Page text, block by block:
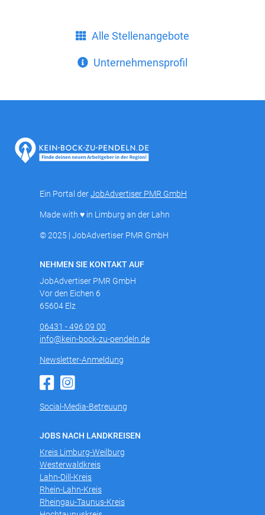
Alle Stellenangebote
Unternehmensprofil
Ein Portal derJobAdvertiser PMR GmbH
Made with ♥ in Limburg an der Lahn
© 2025 | JobAdvertiser PMR GmbH
NEHMEN SIE KONTAKT AUF
JobAdvertiser PMR GmbH
Vor den Eichen 6
65604 Elz
06431 - 496 09 00
info@kein-bock-zu-pendeln.de
Newsletter-Anmeldung
Social-Media-Betreuung
JOBS NACH LANDKREISEN
Kreis Limburg-Weilburg
Westerwaldkreis
Lahn-Dill-Kreis
Rhein-Lahn-Kreis
Rheingau-Taunus-Kreis